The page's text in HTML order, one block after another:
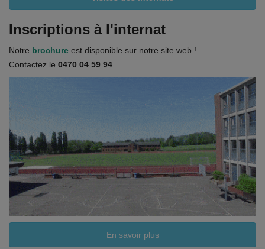
Services
Contacts
Inscriptions à l'internat
Notre brochure est disponible sur notre site web !
Contactez le 0470 04 59 94
En savoir plus